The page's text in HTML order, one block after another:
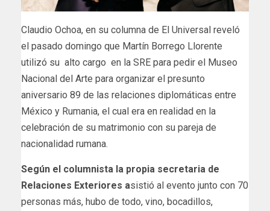
Claudio Ochoa, en su columna de El Universal reveló
el pasado domingo que Martín Borrego Llorente
utilizó su alto cargo en la SRE para pedir el Museo
Nacional del Arte para organizar el presunto
aniversario 89 de las relaciones diplomáticas entre
México y Rumania, el cual era en realidad en la
celebración de su matrimonio con su pareja de
nacionalidad rumana.
Según el columnista la propia secretaria de
Relaciones Exteriores asistió al evento junto con 70
personas más, hubo de todo, vino, bocadillos,